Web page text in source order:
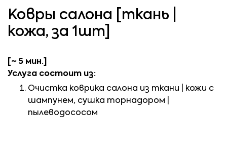
Ковры салона [ткань |
кожа, за 1шт]
[~ 5 мин.]
Услуга состоит из:
Очистка коврика салона из ткани | кожи с
шампунем, сушка торнадором |
пылеводососом